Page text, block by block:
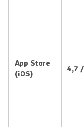
App Store
(iOS)
4,7